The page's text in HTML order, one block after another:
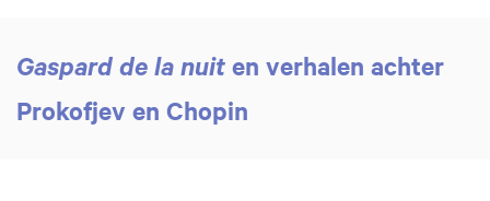
Gaspard de la nuit en verhalen achter
Prokofjev en Chopin